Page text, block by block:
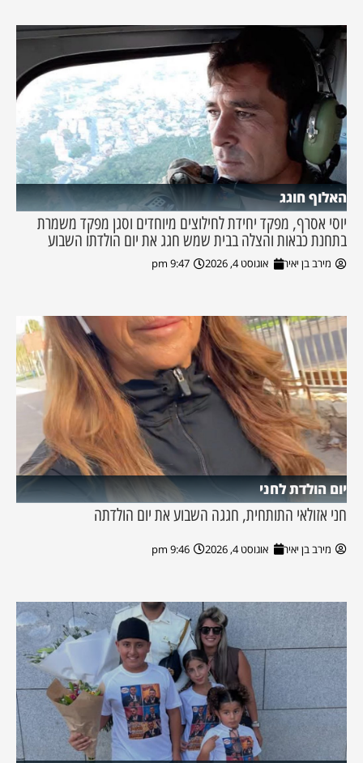
האלוף חוגג
יוסי אסרף, מפקד יחידת לחילוצים מיוחדים וסגן מפקד משמרת
בתחנת כבאות והצלה בבית שמש חגג את יום הולדתו השבוע
מירב בן יאיר אוגוסט 4, 2026 9:47 pm
יום הולדת לחני
חני אזולאי התותחית, חגגה השבוע את יום הולדתה
מירב בן יאיר אוגוסט 4, 2026 9:46 pm